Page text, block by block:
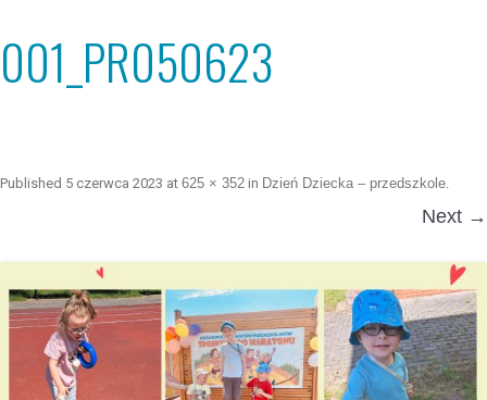
001_PR050623
Published 5 czerwca 2023 at 625 × 352 in Dzień Dziecka – przedszkole.
Next →